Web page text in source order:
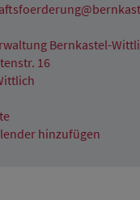
Bernkastel-
16
hinzufügen